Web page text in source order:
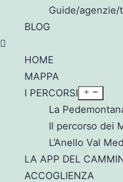
Guide/
BLOG
HOME
MAPPA
I PERCORSI
La
Il percorso dei
L’Anello Val
LA APP DEL
ACCOGLIENZA